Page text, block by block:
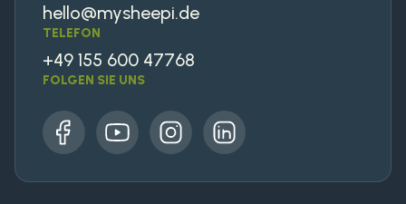
hello@mysheepi.de
TELEFON
+49 155 600 47768
FOLGEN SIE UNS
FacebookYouTube InstagramLinkedIn